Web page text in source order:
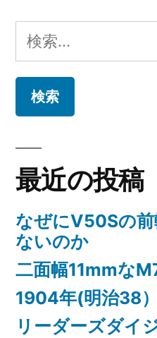
ゲ
ョ
ン
検
索:
最近の投稿
なぜにV50Sの
ないのか
二面幅11mmな
1904年(明治38
リーダーズダイ